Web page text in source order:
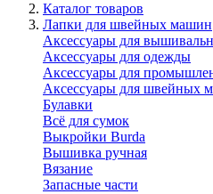
Каталог товаров
Лапки для швейных машин
Аксессуары для
Аксессуары для одежды
Аксессуары для
Аксессуары для швейных
Булавки
Всё для сумок
Выкройки Burda
Вышивка ручная
Вязание
Запасные части